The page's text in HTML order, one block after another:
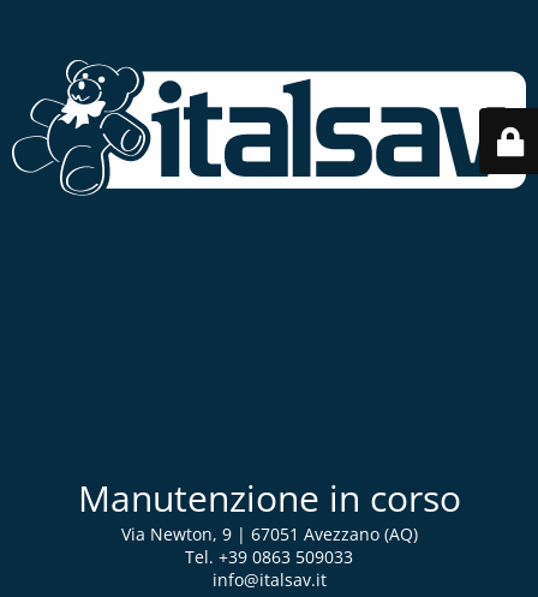
Manutenzione in corso
Via Newton, 9 | 67051 Avezzano (AQ)
Tel. +39 0863 509033
info@italsav.it